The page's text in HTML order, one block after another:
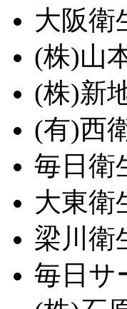
大阪衛
(株)山
(株)新
(有)西
毎日衛
大東衛
梁川衛
毎日サ